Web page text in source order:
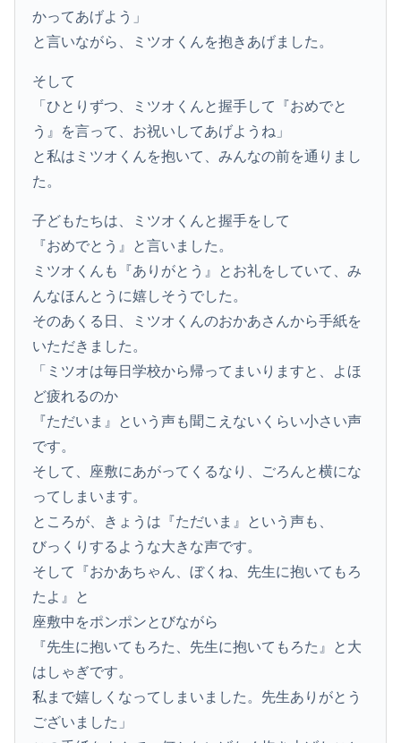
かってあげよう」
と言いながら、ミツオくんを抱きあげました。
そして
「ひとりずつ、ミツオくんと握手して『おめでと
う』を言って、お祝いしてあげようね」
と私はミツオくんを抱いて、みんなの前を通りまし
た。
子どもたちは、ミツオくんと握手をして
『おめでとう』と言いました。
ミツオくんも『ありがとう』とお礼をしていて、み
んなほんとうに嬉しそうでした。
そのあくる日、ミツオくんのおかあさんから手紙を
いただきました。
「ミツオは毎日学校から帰ってまいりますと、よほ
ど疲れるのか
『ただいま』という声も聞こえないくらい小さい声
です。
そして、座敷にあがってくるなり、ごろんと横にな
ってしまいます。
ところが、きょうは『ただいま』という声も、
びっくりするような大きな声です。
そして『おかあちゃん、ぼくね、先生に抱いてもろ
たよ』と
座敷中をポンポンとびながら
『先生に抱いてもろた、先生に抱いてもろた』と大
はしゃぎです。
私まで嬉しくなってしまいました。先生ありがとう
ございました」